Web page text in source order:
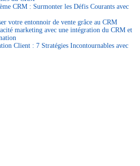
CRM : Surmonter les Défis Courants avec
votre entonnoir de vente grâce au CRM
marketing avec une intégration du CRM et
Client : 7 Stratégies Incontournables avec